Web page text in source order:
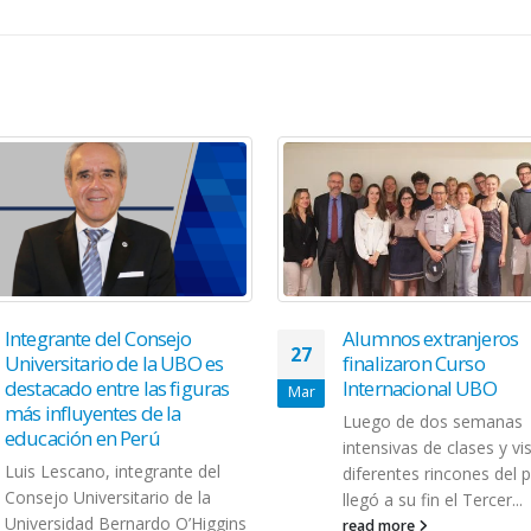
Integrante del Consejo
Universitario de la UBO es
destacado entre las figuras
más influyentes de la
educación en Perú
Luis Lescano, integrante del
Consejo Universitario de la
Universidad Bernardo O’Higgins
27
Mar
Alumnos extranjeros
finalizaron Curso
Internacional UBO
Luego de dos semanas
intensivas de clases y
diferentes rincones del
llegó a su fin el Tercer...
read more